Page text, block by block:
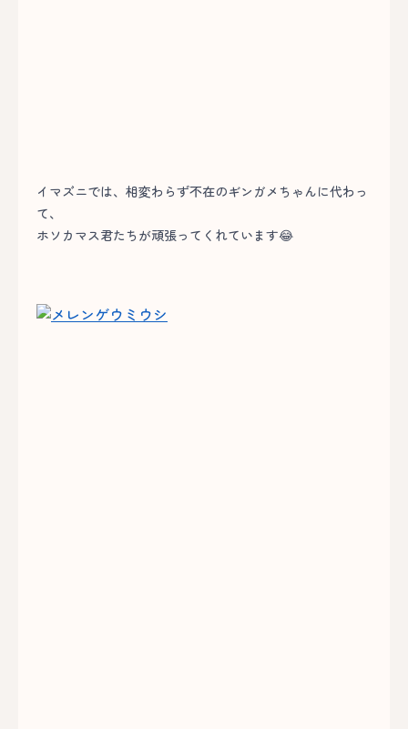
イマズニでは、相変わらず不在のギンガメちゃんに代わっ
て、
ホソカマス君たちが頑張ってくれています😂